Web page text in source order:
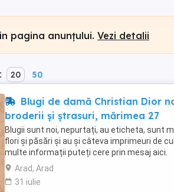
pagina anunțului. Vezi detalii
20 50
Blugi de damă Christian Dior
broderii și ștrasuri, mărimea 27
Blugii sunt noi, nepurtați, au eticheta, sunt
flori și păsări și au și câteva imprimeuri de
multe informații puteți cere prin mesaj aici.
Arad, Arad
31 iulie